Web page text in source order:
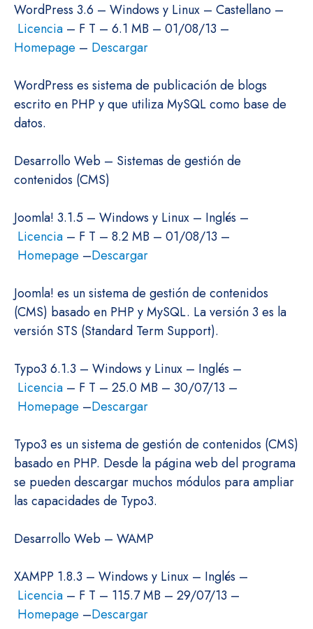
WordPress 3.6 – Windows y Linux – Castellano –
Licencia – F T – 6.1 MB – 01/08/13 –
Homepage – Descargar
WordPress es sistema de publicación de blogs
escrito en PHP y que utiliza MySQL como base de
datos.
Desarrollo Web – Sistemas de gestión de
contenidos (CMS)
Joomla! 3.1.5 – Windows y Linux – Inglés –
Licencia – F T – 8.2 MB – 01/08/13 –
Homepage –Descargar
Joomla! es un sistema de gestión de contenidos
(CMS) basado en PHP y MySQL. La versión 3 es la
versión STS (Standard Term Support).
Typo3 6.1.3 – Windows y Linux – Inglés –
Licencia – F T – 25.0 MB – 30/07/13 –
Homepage –Descargar
Typo3 es un sistema de gestión de contenidos (CMS)
basado en PHP. Desde la página web del programa
se pueden descargar muchos módulos para ampliar
las capacidades de Typo3.
Desarrollo Web – WAMP
XAMPP 1.8.3 – Windows y Linux – Inglés –
Licencia – F T – 115.7 MB – 29/07/13 –
Homepage –Descargar